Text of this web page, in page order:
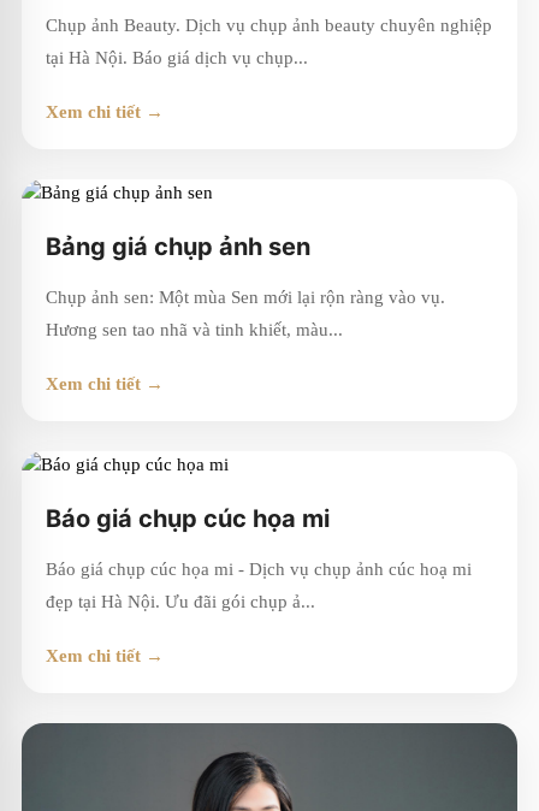
Chụp ảnh Beauty. Dịch vụ chụp ảnh beauty chuyên nghiệp
tại Hà Nội. Báo giá dịch vụ chụp...
Xem chi tiết →
Bảng giá chụp ảnh sen
Chụp ảnh sen: Một mùa Sen mới lại rộn ràng vào vụ.
Hương sen tao nhã và tinh khiết, màu...
Xem chi tiết →
Báo giá chụp cúc họa mi
Báo giá chụp cúc họa mi - Dịch vụ chụp ảnh cúc hoạ mi
đẹp tại Hà Nội. Ưu đãi gói chụp ả...
Xem chi tiết →